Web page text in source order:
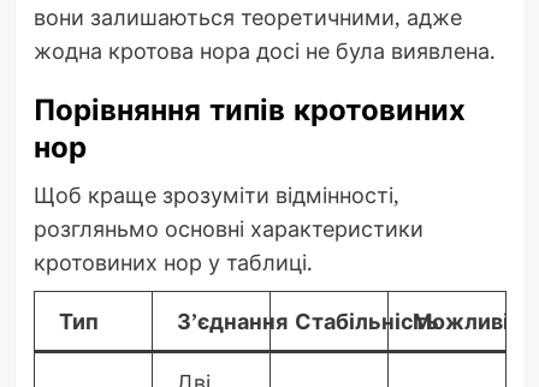
вони залишаються теоретичними, адже
жодна кротова нора досі не була виявлена.
Порівняння типів кротовиних
нор
Щоб краще зрозуміти відмінності,
розгляньмо основні характеристики
кротовиних нор у таблиці.
Тип З’єднання Стабільність